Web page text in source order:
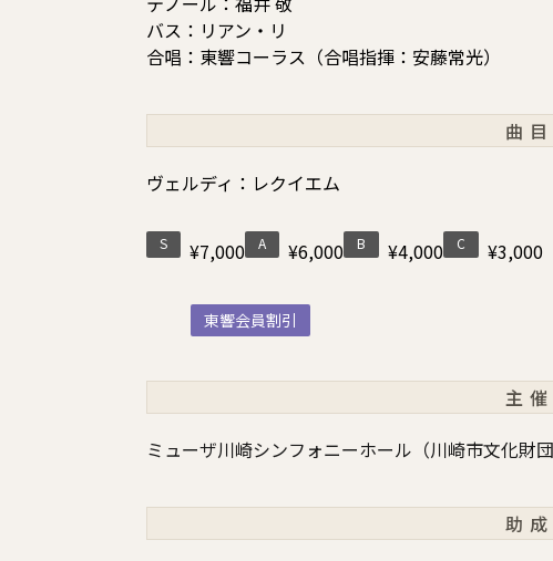
バス：リアン・リ
合唱：東響コーラス（合唱指揮：安藤常光）
曲目
ヴェルディ：レクイエム
S ¥7,000 A ¥6,000 B ¥4,000 C ¥3,000
東響会員割引
主催
ミューザ川崎シンフォニーホール（川崎市文化財
助成